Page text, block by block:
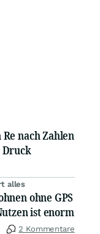
nach Zahlen
alles
ohne GPS
ist enorm
2 Kommentare